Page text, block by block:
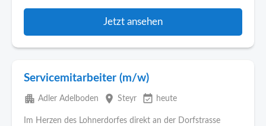
Jetzt ansehen
Servicemitarbeiter (m/w)
apartment Adler Adelboden place Steyr event_available heute
Im Herzen des Lohnerdorfes direkt an der Dorfstrasse